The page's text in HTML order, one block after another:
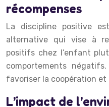
récompenses
La discipline positive
alternative qui vise à
positifs chez l’enfant
comportements
favoriser la coopération et
L’impact de